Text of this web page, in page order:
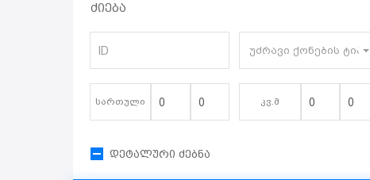
ძიება
უძრავი ქონების ტიპი
სართული კვ.მ
დეტალური ძებნა